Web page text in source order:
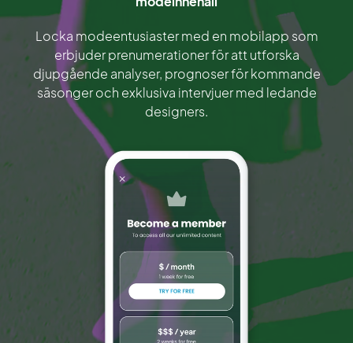
Locka modeentusiaster med en mobilapp som
erbjuder prenumerationer för att utforska
djupgående analyser, prognoser för kommande
säsonger och exklusiva intervjuer med ledande
designers.